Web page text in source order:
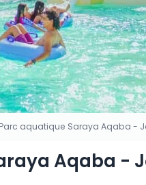
Parc aquatique Saraya Aqaba -
Aqaba -